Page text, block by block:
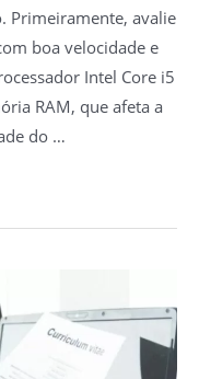
Primeiramente, avalie
boa velocidade e
Intel Core i5
RAM, que afeta a
do …